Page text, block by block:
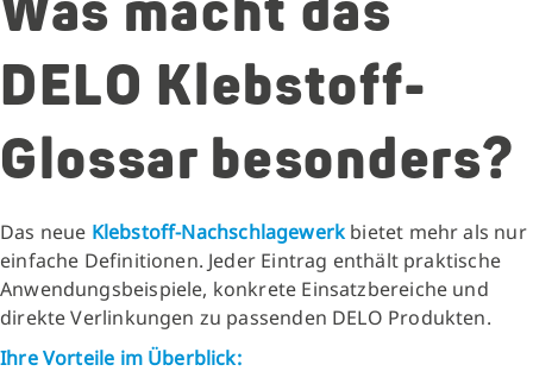
DELO Klebstoff-
Glossar besonders?
Das neue Klebstoff-Nachschlagewerkbietet mehr als nur
einfache Definitionen. Jeder Eintrag enthält praktische
Anwendungsbeispiele, konkrete Einsatzbereiche und
direkte Verlinkungen zu passenden DELO Produkten.
Ihre Vorteile im Überblick: